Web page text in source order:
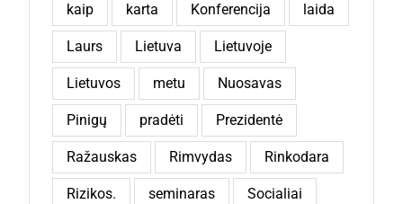
kaip karta Konferencija laida
Laurs Lietuva Lietuvoje
Lietuvos metu Nuosavas
Pinigų pradėti Prezidentė
Ražauskas Rimvydas Rinkodara
Rizikos. seminaras Socialiai